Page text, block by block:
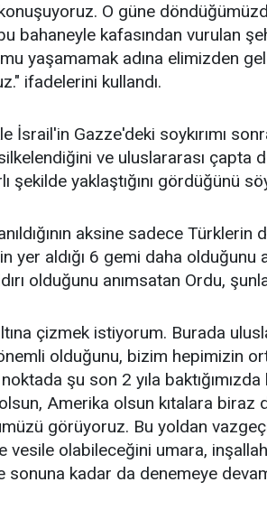
O güne
bahaneyle kafasından vurulan
yaşamamak adına elimizden
ifadelerini kullandı.
İsrail'in Gazze'deki soykırımı
ve uluslararası çapta
şekilde yaklaştığını gördüğünü
aksine sadece Türklerin
yer aldığı 6 gemi daha olduğunu
olduğunu anımsatan Ordu,
çizmek istiyorum. Burada
olduğunu, bizim hepimizin
şu son 2 yıla
Amerika olsun kıtalara biraz
görüyoruz. Bu yoldan
vesile olabileceğini umara, inşallah
sonuna kadar da denemeye